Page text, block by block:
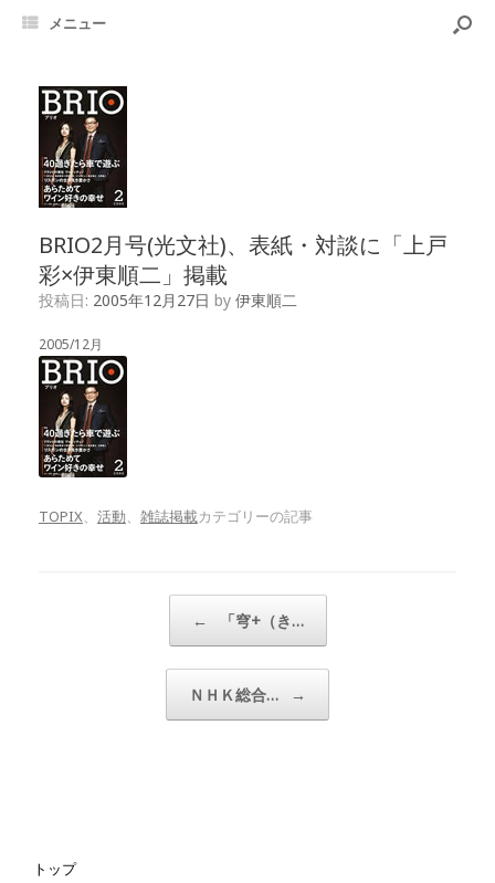
メニュー
BRIO2月号(光文社)、表紙・対談に「上戸
彩×伊東順二」掲載
投稿日: 2005年12月27日 by 伊東順二
2005/12月
TOPIX 活動 雑誌掲載カテゴリーの記事
← 「穹+（き…
ＮＨＫ総合… →
トップ